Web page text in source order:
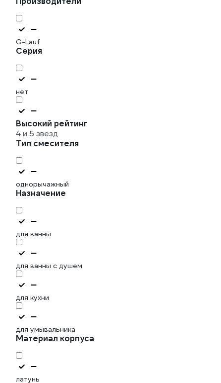
G-Lauf
Серия
нет
Высокий рейтинг
4 и 5 звезд
Тип смесителя
однорычажный
Назначение
для ванны
для ванны с душем
для кухни
для умывальника
Материал корпуса
латунь